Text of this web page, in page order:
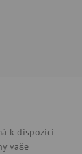
k dispozici
vaše